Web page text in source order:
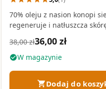
70% oleju z nasion konopi
regeneruje i natłuszcza
ekstremalnie suchą,
podrażnioną — w tym w
łuszczycy, egzemy i AZS • 100
38,00 zł36,00 zł
check_circleW magazynie
shopping_cartDodaj do